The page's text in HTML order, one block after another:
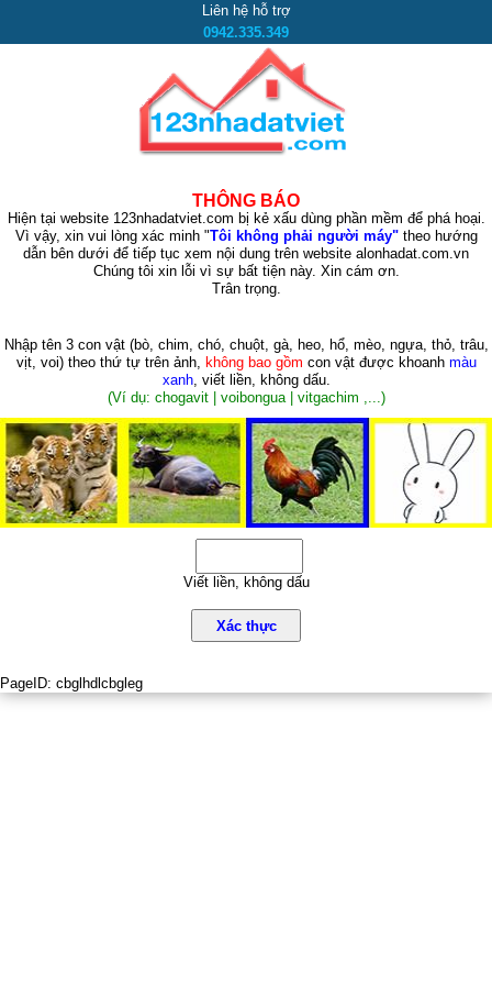
Liên hệ hỗ trợ
0942.335.349
THÔNG BÁO
Hiện tại website 123nhadatviet.com bị kẻ xấu dùng phần mềm để phá hoại.
Vì vậy, xin vui lòng xác minh "Tôi không phải người máy"theo hướng
dẫn bên dưới để tiếp tục xem nội dung trên website alonhadat.com.vn
Chúng tôi xin lỗi vì sự bất tiện này. Xin cám ơn.
Trân trọng.
Nhập tên 3 con vật (bò, chim, chó, chuột, gà, heo, hổ, mèo, ngựa, thỏ, trâu,
vịt, voi)theo thứ tự trên ảnh, không bao gồm con vật được khoanh màu
xanh, viết liền, không dấu.
(Ví dụ: chogavit | voibongua | vitgachim ,...)
Viết liền, không dấu
Xác thực
PageID: cbglhdlcbgleg